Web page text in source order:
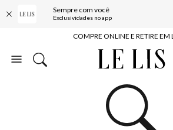
Sempre com você
Exclusividades no app
10% OFF NA PRIMEIRA
COMPRE ONLINE E RETIRE EM
ENTREGA EXPRESSA*
BAIXE O APP
10% OFF NA PRIMEIRA